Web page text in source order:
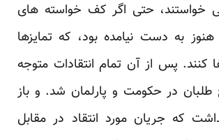
خواستند، حتی اگر کف خواسته های
به دست نیامده بود، که تمایزها
کنند. پس از آن تمام انتقادات متوجه
طلبان در حکومت و پارلمان شد. و باز
که جریان مورد انتقاد در مقابل